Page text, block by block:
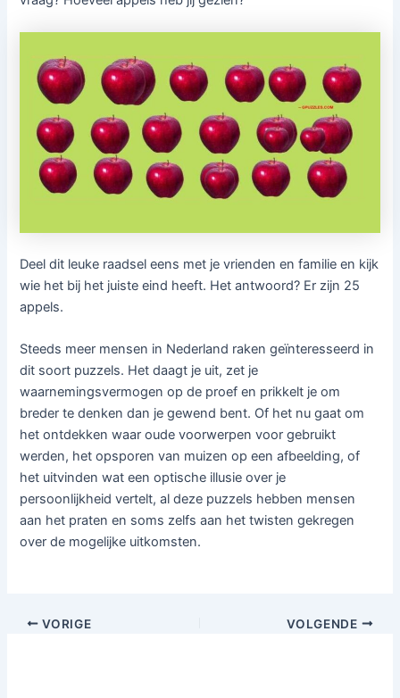
Deel dit leuke raadsel eens met je vrienden en familie en kijk
wie het bij het juiste eind heeft. Het antwoord? Er zijn 25
appels.
Steeds meer mensen in Nederland raken geïnteresseerd in
dit soort puzzels. Het daagt je uit, zet je
waarnemingsvermogen op de proef en prikkelt je om
breder te denken dan je gewend bent. Of het nu gaat om
het ontdekken waar oude voorwerpen voor gebruikt
werden, het opsporen van muizen op een afbeelding, of
het uitvinden wat een optische illusie over je
persoonlijkheid vertelt, al deze puzzels hebben mensen
aan het praten en soms zelfs aan het twisten gekregen
over de mogelijke uitkomsten.
VORIGE VOLGENDE